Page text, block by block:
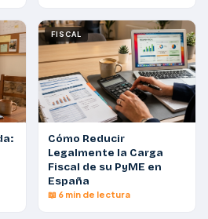
FISCAL
Cómo Reducir
Legalmente la Carga
Fiscal de su PyME en
España
📖 6 min de lectura